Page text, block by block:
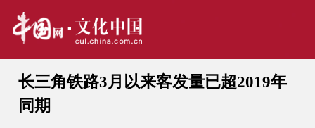
长三角铁路3月以来客发量已超2019年
同期